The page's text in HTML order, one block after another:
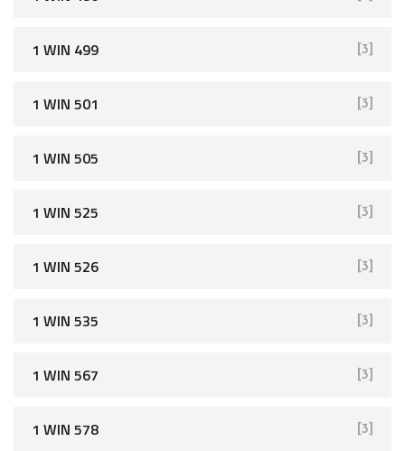
1 WIN 499 [3]
1 WIN 501 [3]
1 WIN 505 [3]
1 WIN 525 [3]
1 WIN 526 [3]
1 WIN 535 [3]
1 WIN 567 [3]
1 WIN 578 [3]